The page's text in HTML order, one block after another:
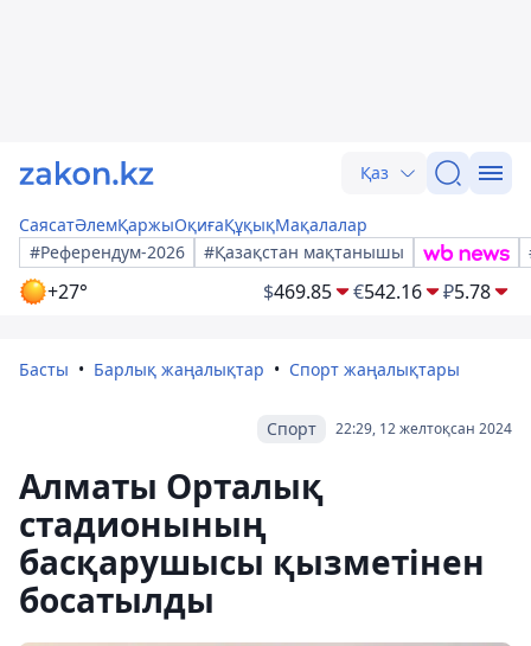
Қаз
СаясатӘлемҚаржыОқиғаҚұқықМақалалар
#Референдум-2026
#Қазақстан мақтанышы
+27° $469.85 €542.16 ₽5.78
Басты Барлық жаңалықтар Спорт жаңалықтары
22:29, 12 желтоқсан 2024
Спорт
Алматы Орталық
стадионының
басқарушысы қызметінен
босатылды